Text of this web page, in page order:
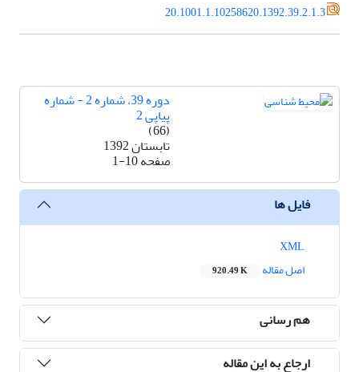
20.1001.1.10258620.1392.39.2.1.3
دوره 39، شماره 2 - شماره
پیاپی 2
(66)
تابستان 1392
صفحه1-10
فایل ها
اصل مقاله
920.49 K
هم رسانی
ارجاع به این مقاله